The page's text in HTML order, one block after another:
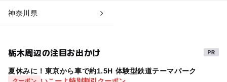
神奈川県
栃木周辺の注目お出かけ
夏休みに！東京から車で約1.5H 体験型鉄道テーマパーク